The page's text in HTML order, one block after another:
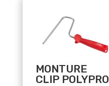
MONTURE
CLIP POLYPRO